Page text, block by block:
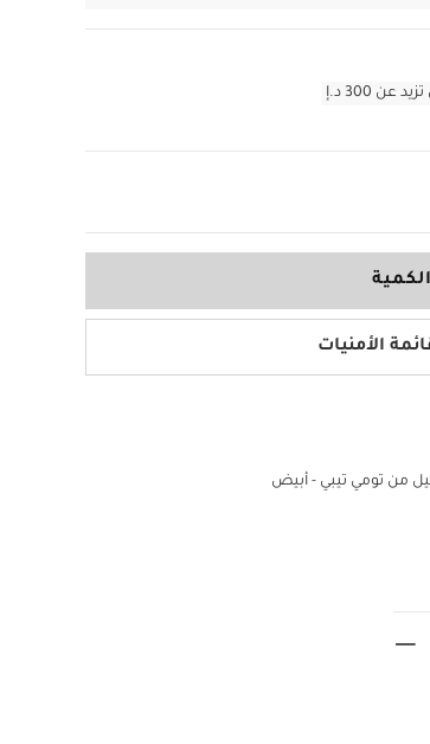
300 د.إ
الأمنيات
من تومي تيبي - أبيض